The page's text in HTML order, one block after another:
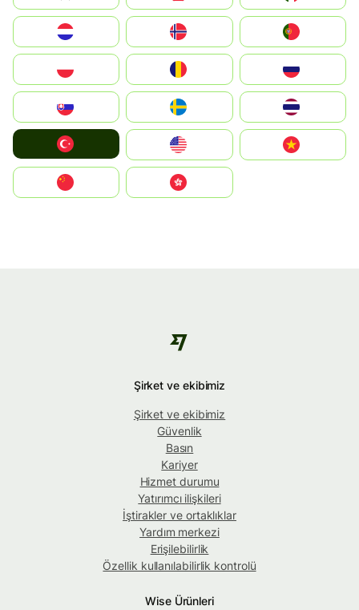
Nederland
Portugal
România
Slovensko
United States
Vietnam
中國香港特別行政區
Şirket ve ekibimiz
Şirket ve ekibimiz
Güvenlik
Basın
Kariyer
Hizmet durumu
Yatırımcı ilişkileri
İştirakler ve ortaklıklar
Yardım merkezi
Erişilebilirlik
Özellik kullanılabilirlik kontrolü
Wise Ürünleri